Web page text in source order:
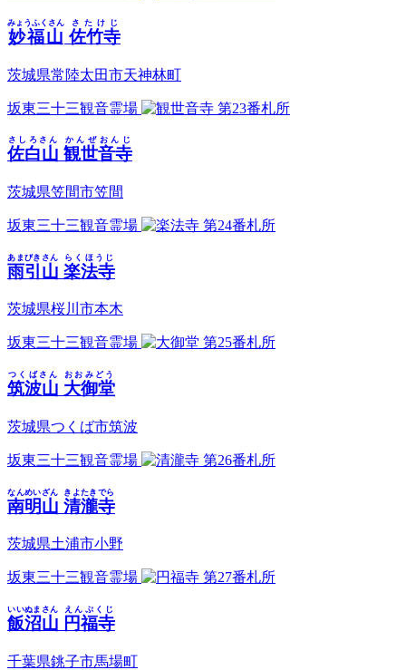
妙福山
みょうふくさん
佐竹寺
さたけじ
茨城県常陸太田市天神林町
坂東三十三観音霊場 第23番札所
佐白山
さしろさん
観世音寺
かんぜおんじ
茨城県笠間市笠間
坂東三十三観音霊場 第24番札所
雨引山
あまびきさん
楽法寺
らくほうじ
茨城県桜川市本木
坂東三十三観音霊場 第25番札所
筑波山
つくばさん
大御堂
おおみどう
茨城県つくば市筑波
坂東三十三観音霊場 第26番札所
南明山
なんめいざん
清瀧寺
きよたきでら
茨城県土浦市小野
坂東三十三観音霊場 第27番札所
飯沼山
いいぬまさん
円福寺
えんぷくじ
千葉県銚子市馬場町